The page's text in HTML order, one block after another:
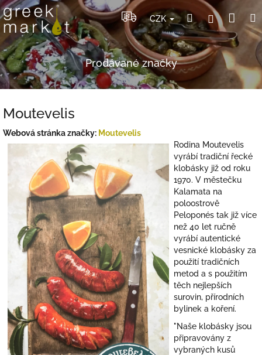
Přejít
na
obsah
CZK HledatPřihlášení
Prodávané značky
Moutevelis
Webová stránka značky: Moutevelis
Rodina Moutevelis
vyrábí tradiční řecké
klobásky již od roku
1970. V městečku
Kalamata na
poloostrově
Peloponés tak již více
než 40 let ručně
vyrábí autentické
vesnické klobásky za
použití tradičních
metod a s použitím
těch nejlepších
surovin, přírodních
bylinek a koření.
"Naše klobásky jsou
připravovány z
vybraných kusů